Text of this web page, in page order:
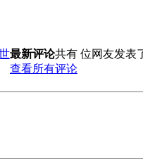
最新评论共有 位网友发表
查看所有评论